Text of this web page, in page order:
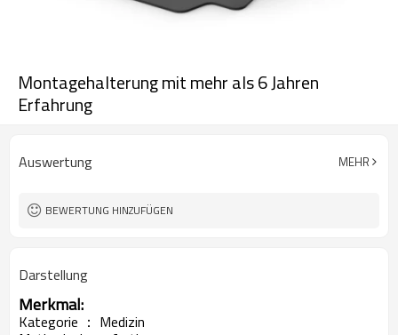
Montagehalterung mit mehr als 6 Jahren
Erfahrung
Auswertung MEHR
BEWERTUNG HINZUFÜGEN
Darstellung
Merkmal:
Kategorie ： Medizin